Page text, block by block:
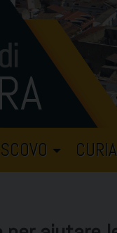
CURIA